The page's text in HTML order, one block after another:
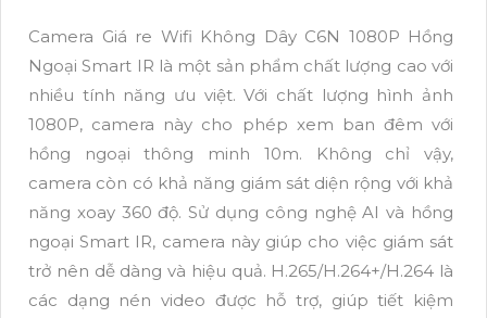
Camera Giá re Wifi Không Dây C6N 1080P Hồng
Ngoại Smart IR là một sản phẩm chất lượng cao với
nhiều tính năng ưu việt. Với chất lượng hình ảnh
1080P, camera này cho phép xem ban đêm với
hồng ngoại thông minh 10m. Không chỉ vậy,
camera còn có khả năng giám sát diện rộng với khả
năng xoay 360 độ. Sử dụng công nghệ AI và hồng
ngoại Smart IR, camera này giúp cho việc giám sát
trở nên dễ dàng và hiệu quả. H.265/H.264+/H.264 là
các dạng nén video được hỗ trợ, giúp tiết kiệm